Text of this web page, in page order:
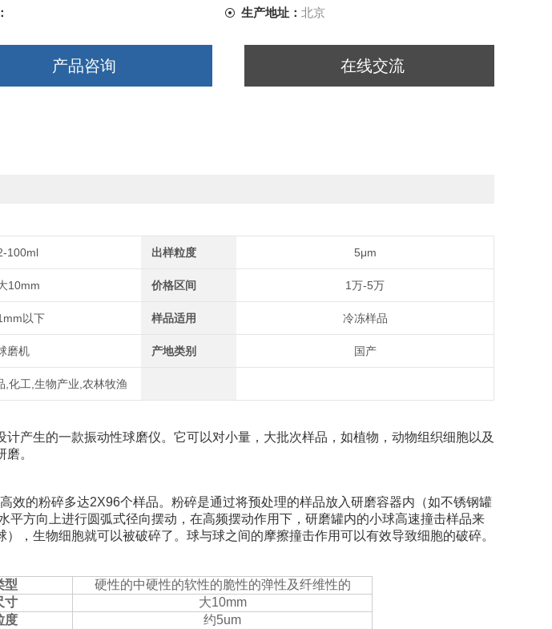
生产地址： 北京
产品咨询 在线交流
100ml 出样粒度 5μm
10mm 价格区间 1万-5万
以下 样品适用 冷冻样品
磨机 产地类别 国产
,化工,生物产业,农林牧渔
计产生的一款振动性球磨仪。它可以对小量，大批次样品，如植物，动物组织细胞以及
。
效的粉碎多达2X96个样品。粉碎是通过将预处理的样品放入研磨容器内（如不锈钢罐
平方向上进行圆弧式径向摆动，在高频摆动作用下，研磨罐内的小球高速撞击样品来
，生物细胞就可以被破碎了。球与球之间的摩擦撞击作用可以有效导致细胞的破碎。
型
硬性的中硬性的软性的脆性的弹性及纤维性的
寸
大10mm
度
约5um